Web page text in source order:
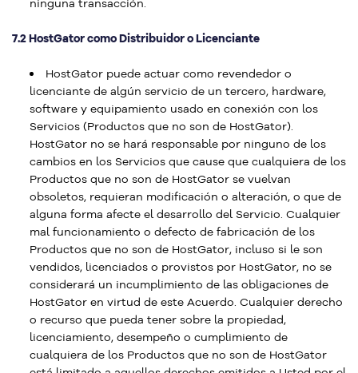
ninguna transacción.
7.2 HostGator como Distribuidor o Licenciante
HostGator puede actuar como revendedor o
licenciante de algún servicio de un tercero, hardware,
software y equipamiento usado en conexión con los
Servicios (Productos que no son de HostGator).
HostGator no se hará responsable por ninguno de los
cambios en los Servicios que cause que cualquiera de los
Productos que no son de HostGator se vuelvan
obsoletos, requieran modificación o alteración, o que de
alguna forma afecte el desarrollo del Servicio. Cualquier
mal funcionamiento o defecto de fabricación de los
Productos que no son de HostGator, incluso si le son
vendidos, licenciados o provistos por HostGator, no se
considerará un incumplimiento de las obligaciones de
HostGator en virtud de este Acuerdo. Cualquier derecho
o recurso que pueda tener sobre la propiedad,
licenciamiento, desempeño o cumplimiento de
cualquiera de los Productos que no son de HostGator